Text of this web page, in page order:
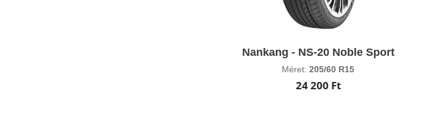
Nankang - NS-20 Noble Sport
Méret:205/60 R15
24 200 Ft